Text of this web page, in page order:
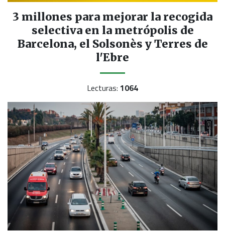
3 millones para mejorar la recogida
selectiva en la metrópolis de
Barcelona, el Solsonès y Terres de
l'Ebre
Lecturas: 1064